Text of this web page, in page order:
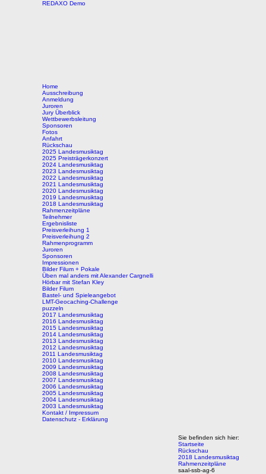
REDAXO Demo
Home
Ausschreibung
Anmeldung
Juroren
Jury Überblick
Wettbewerbsleitung
Sponsoren
Fotos
Anfahrt
Rückschau
2025 Landesmusiktag
2025 Preisträgerkonzert
2024 Landesmusiktag
2023 Landesmusiktag
2022 Landesmusiktag
2021 Landesmusiktag
2020 Landesmusiktag
2019 Landesmusiktag
2018 Landesmusiktag
Rahmenzeitpläne
Teilnehmer
Ergebnisliste
Preisverleihung 1
Preisverleihung 2
Rahmenprogramm
Juroren
Sponsoren
Impressionen
Bilder Filum + Pokale
Üben mal anders mit Alexander Cargnelli
Hörbar mit Stefan Kley
Bilder Filum
Bastel- und Spieleangebot
LMT-Geocaching-Challenge
puzzeln
2017 Landesmusiktag
2016 Landesmusiktag
2015 Landesmusiktag
2014 Landesmusiktag
2013 Landesmusiktag
2012 Landesmusiktag
2011 Landesmusiktag
2010 Landesmusiktag
2009 Landesmusiktag
2008 Landesmusiktag
2007 Landesmusiktag
2006 Landesmusiktag
2005 Landesmusiktag
2004 Landesmusiktag
2003 Landesmusiktag
Kontakt / Impressum
Datenschutz - Erklärung
Sie befinden sich hier:
Startseite
Rückschau
2018 Landesmusiktag
Rahmenzeitpläne
saal-ssb-ag-6